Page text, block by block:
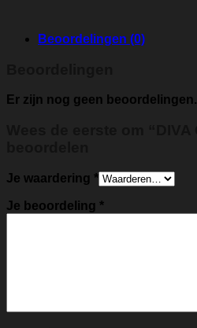
Beoordelingen (0)
Er zijn nog geen beoordelingen.
Je waardering *
Je beoordeling *